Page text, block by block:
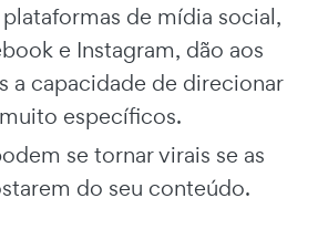
de mídia social,
e Instagram, dão aos
a capacidade de direcionar
específicos.
se tornar virais se as
do seu conteúdo.